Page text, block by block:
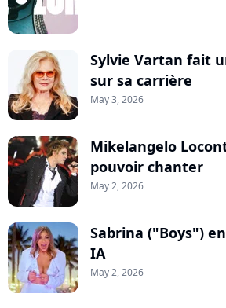
Sylvie Vartan fait
sur sa carrière
May 3, 2026
Mikelangelo
pouvoir chanter
May 2, 2026
Sabrina ("Boys")
IA
May 2, 2026